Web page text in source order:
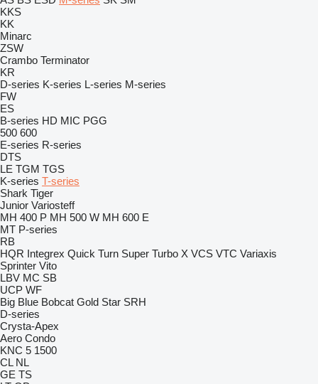
KKS
KK
Minarc
ZSW
Crambo Terminator
KR
D-series K-series L-series M-series
FW
ES
B-series HD MIC PGG
500 600
E-series R-series
DTS
LE TGM TGS
K-series T-series
Shark Tiger
Junior Variosteff
MH 400 P MH 500 W MH 600 E
MT P-series
RB
HQR Integrex Quick Turn Super Turbo X VCS VTC Variaxis
Sprinter Vito
LBV MC SB
UCP WF
Big Blue Bobcat Gold Star SRH
D-series
Crysta-Apex
Aero Condo
KNC 5 1500
CL NL
GE TS